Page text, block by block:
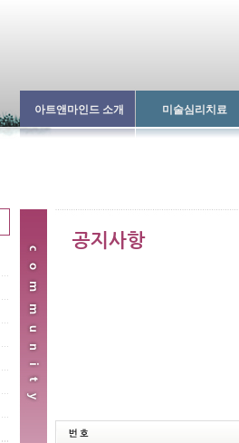
아트앤마인드 소개 미술심리치료